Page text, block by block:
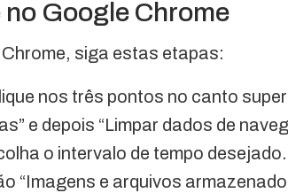
Google Chrome
siga estas etapas:
nos três pontos no canto
e depois “Limpar dados de
o intervalo de tempo desejado.
“Imagens e arquivos